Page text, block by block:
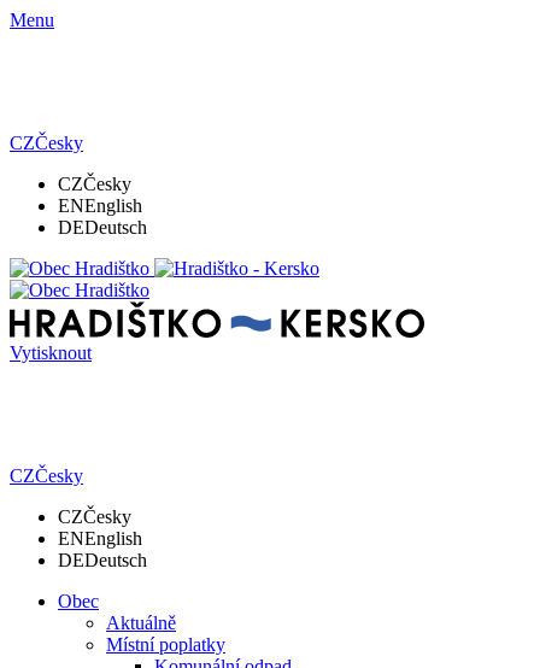
Menu
CZČesky
CZČesky
ENEnglish
DEDeutsch
Vytisknout
CZČesky
CZČesky
ENEnglish
DEDeutsch
Obec
Aktuálně
Místní poplatky